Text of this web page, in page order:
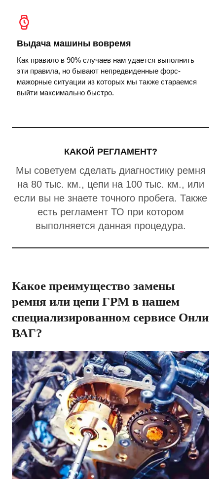
Выдача машины вовремя
Как правило в 90% случаев нам удается выполнить
эти правила, но бывают непредвиденные форс-
мажорные ситуации из которых мы также стараемся
выйти максимально быстро.
КАКОЙ РЕГЛАМЕНТ?
Мы советуем сделать диагностику ремня
на 80 тыс. км., цепи на 100 тыс. км., или
если вы не знаете точного пробега. Также
есть регламент ТО при котором
выполняется данная процедура.
Какое преимущество замены
ремня или цепи ГРМ в нашем
специализированном сервисе Онли
ВАГ?